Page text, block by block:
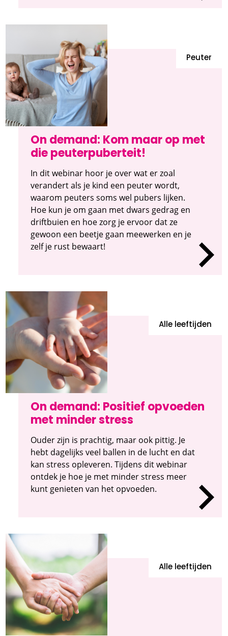
On demand: Kom maar op met
die peuterpuberteit!
Peuter
In dit webinar hoor je over wat er zoal
verandert als je kind een peuter wordt,
waarom peuters soms wel pubers lijken.
Hoe kun je om gaan met dwars gedrag en
driftbuien en hoe zorg je ervoor dat ze
gewoon een beetje gaan meewerken en je
zelf je rust bewaart!
On demand: Positief opvoeden
met minder stress
Alle leeftijden
Ouder zijn is prachtig, maar ook pittig. Je
hebt dagelijks veel ballen in de lucht en dat
kan stress opleveren. Tijdens dit webinar
ontdek je hoe je met minder stress meer
kunt genieten van het opvoeden.
Alle leeftijden